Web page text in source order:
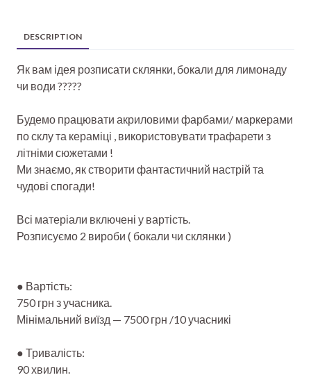
DESCRIPTION
Як вам ідея розписати склянки, бокали для лимонаду
чи води ?????
Будемо працювати акриловими фарбами/ маркерами
по склу та кераміці , використовувати трафарети з
літніми сюжетами !
Ми знаємо, як створити фантастичний настрій та
чудові спогади!
Всі матеріали включені у вартість.
Розписуємо 2 вироби ( бокали чи склянки )
● Вартість:
750 грн з учасника.
Мінімальний виїзд — 7500 грн /10 учасникі
● Тривалість:
90 хвилин.